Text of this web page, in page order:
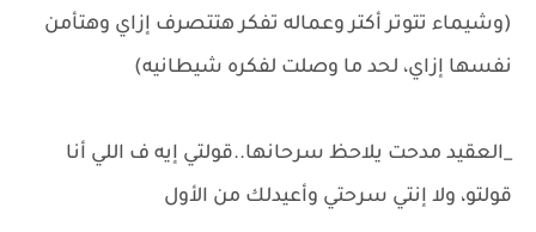
(وشيماء تتوتر أكتر وعماله تفكر هتتصرف إزاي وهتأمن
نفسها إزاي، لحد ما وصلت لفكره شيطانيه)
_العقيد مدحت يلاحظ سرحانها..قولتي إيه ف اللي أنا
قولتو، ولا إنتي سرحتي وأعيدلك من الأول